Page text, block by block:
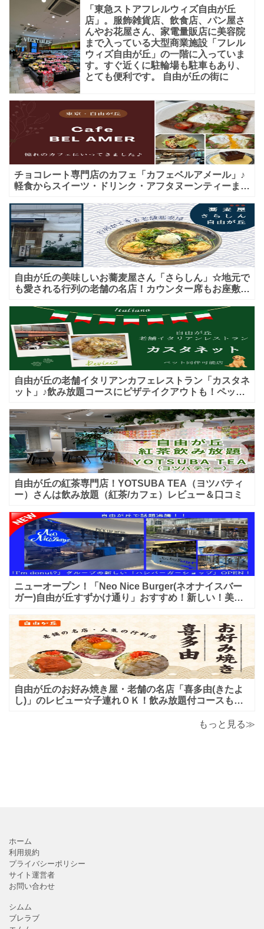
「東急ストアフレルウィズ自由が丘
店」。服飾雑貨店、飲食店、パン屋さ
んやお花屋さん、家電量販店に美容院
まで入っている大型商業施設「フレル
ウィズ自由が丘」の一階に入っていま
す。すぐ近くに駐輪場も駐車もあり、
とても便利です。 自由が丘の街に
チョコレート専門店のカフェ「カフェベルアメール」♪
軽食からスイーツ・ドリンク・アフタヌーンティーまで
自由が丘の美味しいお蕎麦屋さん「さらしん」☆地元で
も愛される行列の老舗の名店！カウンター席もお座敷も
自由が丘の老舗イタリアンカフェレストラン「カスタネ
ット」♪飲み放題コースにピザテイクアウトも！ペット
自由が丘の紅茶専門店！YOTSUBA TEA（ヨツバティ
ー）さんは飲み放題（紅茶/カフェ）レビュー＆口コミ
ニューオープン！「Neo Nice Burger(ネオナイスバー
ガー)自由が丘すずかけ通り」おすすめ！新しい！美味
自由が丘のお好み焼き屋・老舗の名店「喜多由(きたよ
し)」のレビュー☆子連れＯＫ！飲み放題付コースも！
もっと見る≫
ホーム
利用規約
プライバシーポリシー
サイト運営者
お問い合わせ
シムム
ブレラブ